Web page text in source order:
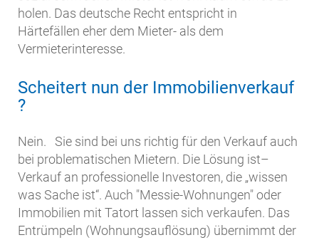
holen. Das deutsche Recht entspricht in
Härtefällen eher dem Mieter- als dem
Vermieterinteresse.
Scheitert nun der Immobilienverkauf
?
Nein. Sie sind bei uns richtig für den Verkauf auch
bei problematischen Mietern. Die Lösung ist–
Verkauf an professionelle Investoren, die „wissen
was Sache ist“. Auch "Messie-Wohnungen" oder
Immobilien mit Tatort lassen sich verkaufen. Das
Entrümpeln (Wohnungsauflösung) übernimmt der